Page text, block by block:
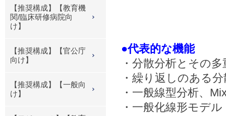
●代表的な機能
・分散分析とその
・繰り返しのある
・一般線型分析、
・一般化線形モデ
【推奨構成】【教育機
関/臨床研修病院向
け】
【推奨構成】【官公庁
向け】
【推奨構成】【一般向
け】